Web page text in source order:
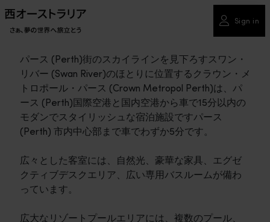
Sign in
パース (Perth)街のスカイラインを見下ろすスワン・
リバー (Swan River)のほとりに位置するクラウン・メ
トロポール・パース (Crown Metropol Perth)は、パ
ース (Perth)国際空港と国内空港から車で15分以内の
モダンでスタイリッシュな宿泊施設ですパース
(Perth) 市内中心部まで車でわずか5分です。
広々とした客室には、自然光、豪華な家具、エグゼ
クティブデスクエリア、広い専用バスルームが備わ
っています。
広大なリゾートプールエリアには、複数のプール、